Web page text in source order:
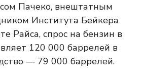
Пачеко, внештатным
Института Бейкера
Райса, спрос на бензин в
120 000 баррелей в
— 79 000 баррелей.